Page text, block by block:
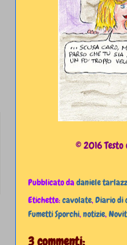
© 2016
Pubblicato dadaniele
Etichette:cavolate,Diario di
Fumetti Sporchi,notizie,
3 commenti: